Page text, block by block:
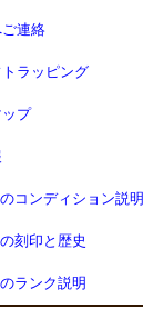
連絡
ラッピング
プ
コンディション説明
刻印と歴史
ランク説明